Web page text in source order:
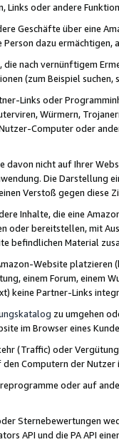
Links oder andere
Geschäfte über eine
dazu
nach vernünftigem
(zum Beispiel
Links oder
Würmern,
Computer oder
davon nicht auf Ihrer
Die Darstellung
Verstoß gegen diese
Inhalte, die eine
oder bereitstellen, mit
befindlichen Material
Website
einem Forum, einem
keine Partner-Links
zu umgehen
im Browser eines
(Traffic) oder
Computern der
oder auf
Sternebewertungen
API und die PA API